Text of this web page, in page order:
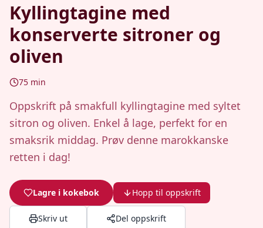
Kyllingtagine med
konserverte sitroner og
oliven
75 min
Oppskrift på smakfull kyllingtagine med syltet
sitron og oliven. Enkel å lage, perfekt for en
smaksrik middag. Prøv denne marokkanske
retten i dag!
Lagre i kokebok Hopp til oppskrift
Skriv ut Del oppskrift